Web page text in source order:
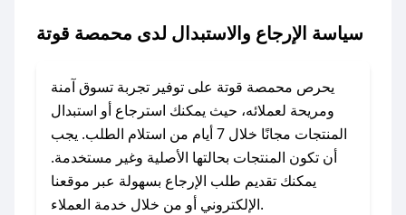
مراسلتنا مباشرة وسنعمل على توفير الكوبونات في
### كيف تحصل على كوبونات خصم حصرية من
محمصة قوتة؟
للحصول على كوبونات وخصومات حصرية، قم بما
يلي:
- اضغط على أيقونة متابعة لمتجر محمصة قوتة في
سياسة الإرجاع والاستبدال لدى محمصة قوتة
يحرص محمصة قوتة على توفير تجربة تسوق آمنة
ومريحة لعملائه، حيث يمكنك استرجاع أو استبدال
المنتجات مجانًا خلال 7 أيام من استلام الطلب. يجب
أن تكون المنتجات بحالتها الأصلية وغير مستخدمة.
يمكنك تقديم طلب الإرجاع بسهولة عبر موقعنا
الإلكتروني أو من خلال خدمة العملاء.